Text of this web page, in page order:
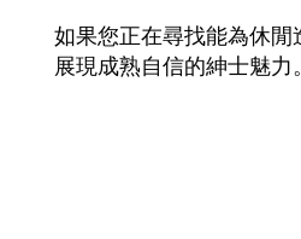
如果您正在尋找能為休閒
展現成熟自信的紳士魅力。